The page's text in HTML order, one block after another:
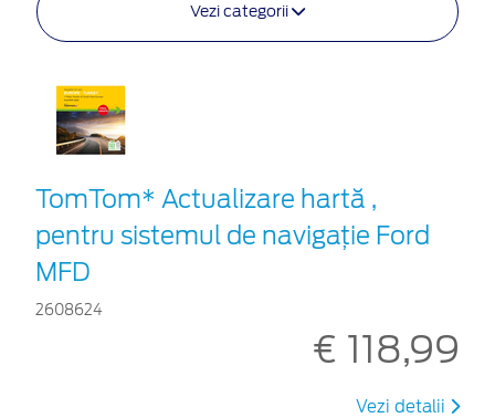
Vezi categorii
TomTom* Actualizare hartă ,
pentru sistemul de navigaţie Ford
MFD
2608624
€ 118,99
Vezi detalii